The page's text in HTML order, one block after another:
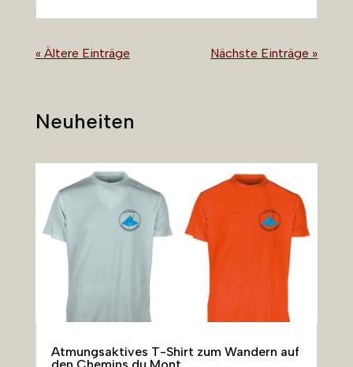
« Ältere Einträge Nächste Einträge »
Neuheiten
Atmungsaktives T-Shirt zum Wandern auf
den Chemins du Mont